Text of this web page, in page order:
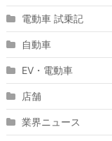
電動車 試乗記
自動車
EV・電動車
店舗
業界ニュース